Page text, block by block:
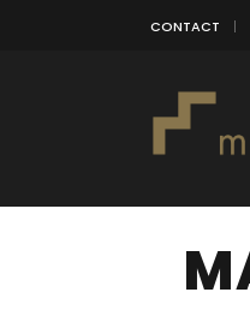
CONTACT